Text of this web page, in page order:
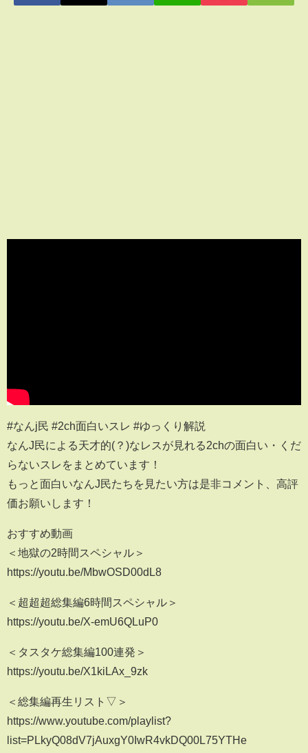
#なんj民 #2ch面白いスレ #ゆっくり解説
なんJ民による天才的(？)なレスが見れる2chの面白い・くだ
らないスレをまとめています！
もっと面白いなんJ民たちを見たい方は是非コメント、高評
価お願いします！
おすすめ動画
＜地獄の2時間スペシャル＞
https://youtu.be/MbwOSD00dL8
＜超超超総集編6時間スペシャル＞
https://youtu.be/X-emU6QLuP0
＜タスタケ総集編100連発＞
https://youtu.be/X1kiLAx_9zk
＜総集編再生リスト▽＞
https://www.youtube.com/playlist?
list=PLkyQ08dV7jAuxgY0IwR4vkDQ00L75YTHe